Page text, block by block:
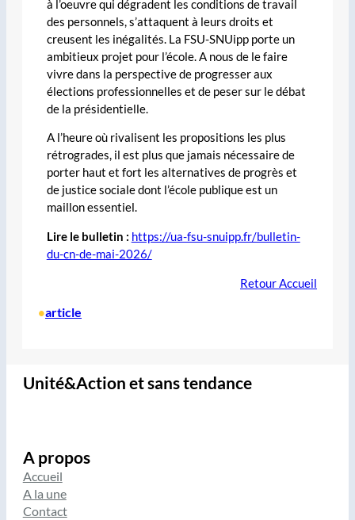
à l’oeuvre qui dégradent les conditions de travail
des personnels, s’attaquent à leurs droits et
creusent les inégalités. La FSU-SNUipp porte un
ambitieux projet pour l’école. A nous de le faire
vivre dans la perspective de progresser aux
élections professionnelles et de peser sur le débat
de la présidentielle.
A l’heure où rivalisent les propositions les plus
rétrogrades, il est plus que jamais nécessaire de
porter haut et fort les alternatives de progrès et
de justice sociale dont l’école publique est un
maillon essentiel.
Lire le bulletin : https://ua-fsu-snuipp.fr/bulletin-
du-cn-de-mai-2026/
Retour Accueil
•article
Unité&Action et sans tendance
A propos
Accueil
A la une
Contact